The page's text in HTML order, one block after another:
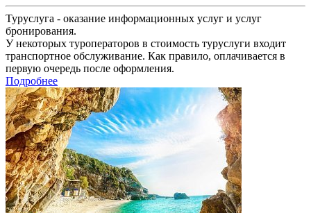
Туруслуга - оказание информационных услуг и услуг
бронирования.
У некоторых туроператоров в стоимость туруслуги входит
транспортное обслуживание. Как правило, оплачивается в
первую очередь после оформления.
Подробнее